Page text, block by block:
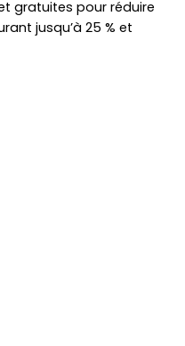
gratuites pour réduire
jusqu’à 25 % et